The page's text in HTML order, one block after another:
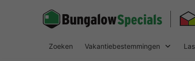
Zoeken Vakantiebestemmingen